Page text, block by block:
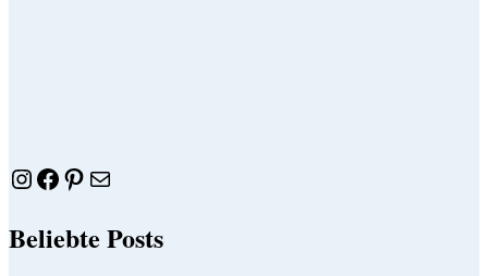
Instagram
Facebook
Pinterest
E-Mail
Beliebte Posts